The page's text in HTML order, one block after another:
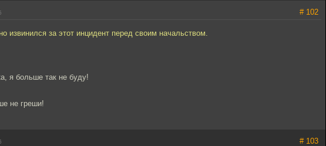
# 102
извинился за этот инцидент перед своим начальством.
я больше так не буду!
не греши!
# 103